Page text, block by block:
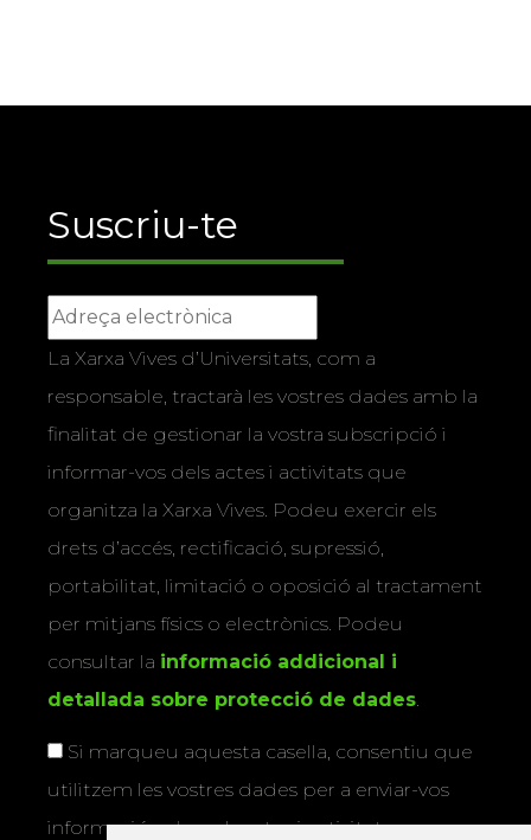
Suscriu-te
La Xarxa Vives d’Universitats, com a
responsable, tractarà les vostres dades amb la
finalitat de gestionar la vostra subscripció i
informar-vos dels actes i activitats que
organitza la Xarxa Vives. Podeu exercir els
drets d’accés, rectificació, supressió,
portabilitat, limitació o oposició al tractament
per mitjans físics o electrònics. Podeu
consultar la informació addicional i
detallada sobre protecció de dades
Si marqueu aquesta casella, consentiu que
utilitzem les vostres dades per a enviar-vos
informació sobre els actes i activitats que